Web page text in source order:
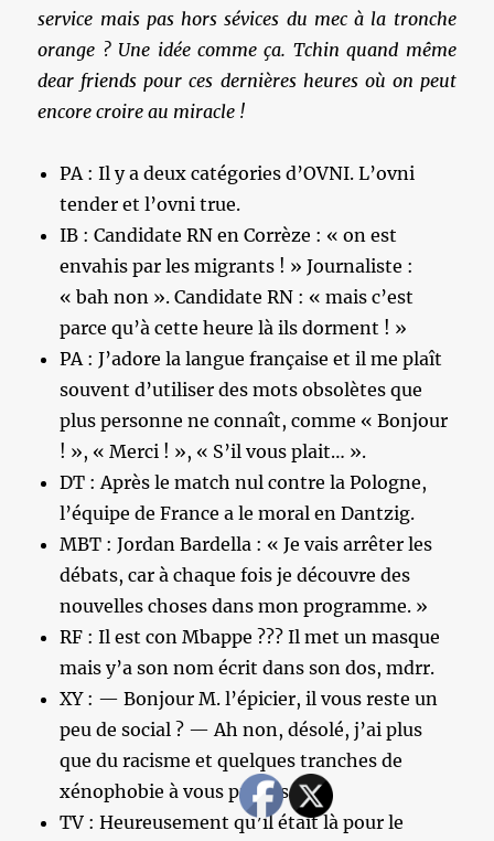
service mais pas hors sévices du mec à la tronche
orange ? Une idée comme ça. Tchin quand même
dear friends pour ces dernières heures où on peut
encore croire au miracle !
PA : Il y a deux catégories d’OVNI. L’ovni
tender et l’ovni true.
IB : Candidate RN en Corrèze : « on est
envahis par les migrants ! » Journaliste :
« bah non ». Candidate RN : « mais c’est
parce qu’à cette heure là ils dorment ! »
PA : J’adore la langue française et il me plaît
souvent d’utiliser des mots obsolètes que
plus personne ne connaît, comme « Bonjour
! », « Merci ! », « S’il vous plait… ».
DT : Après le match nul contre la Pologne,
l’équipe de France a le moral en Dantzig.
MBT : Jordan Bardella : « Je vais arrêter les
débats, car à chaque fois je découvre des
nouvelles choses dans mon programme. »
RF : Il est con Mbappe ??? Il met un masque
mais y’a son nom écrit dans son dos, mdrr.
XY : — Bonjour M. l’épicier, il vous reste un
peu de social ? — Ah non, désolé, j’ai plus
que du racisme et quelques tranches de
xénophobie à vous proposer…
TV : Heureusement qu’il était là pour le